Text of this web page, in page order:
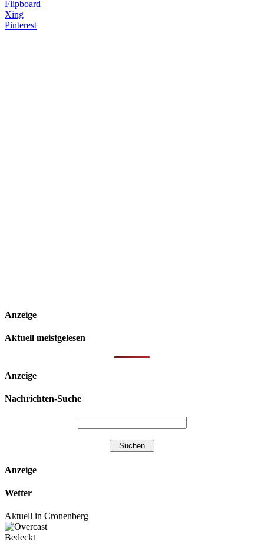
Flipboard
Xing
Pinterest
Anzeige
Aktuell meistgelesen
Anzeige
Nachrichten-Suche
Anzeige
Wetter
Aktuell in Cronenberg
Bedeckt